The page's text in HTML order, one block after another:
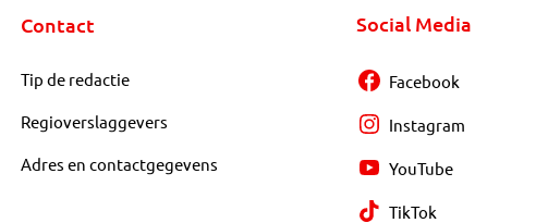
Contact
Tip de redactie
Regioverslaggevers
Adres en contactgegevens
Social Media
Facebook
Instagram
YouTube
TikTok